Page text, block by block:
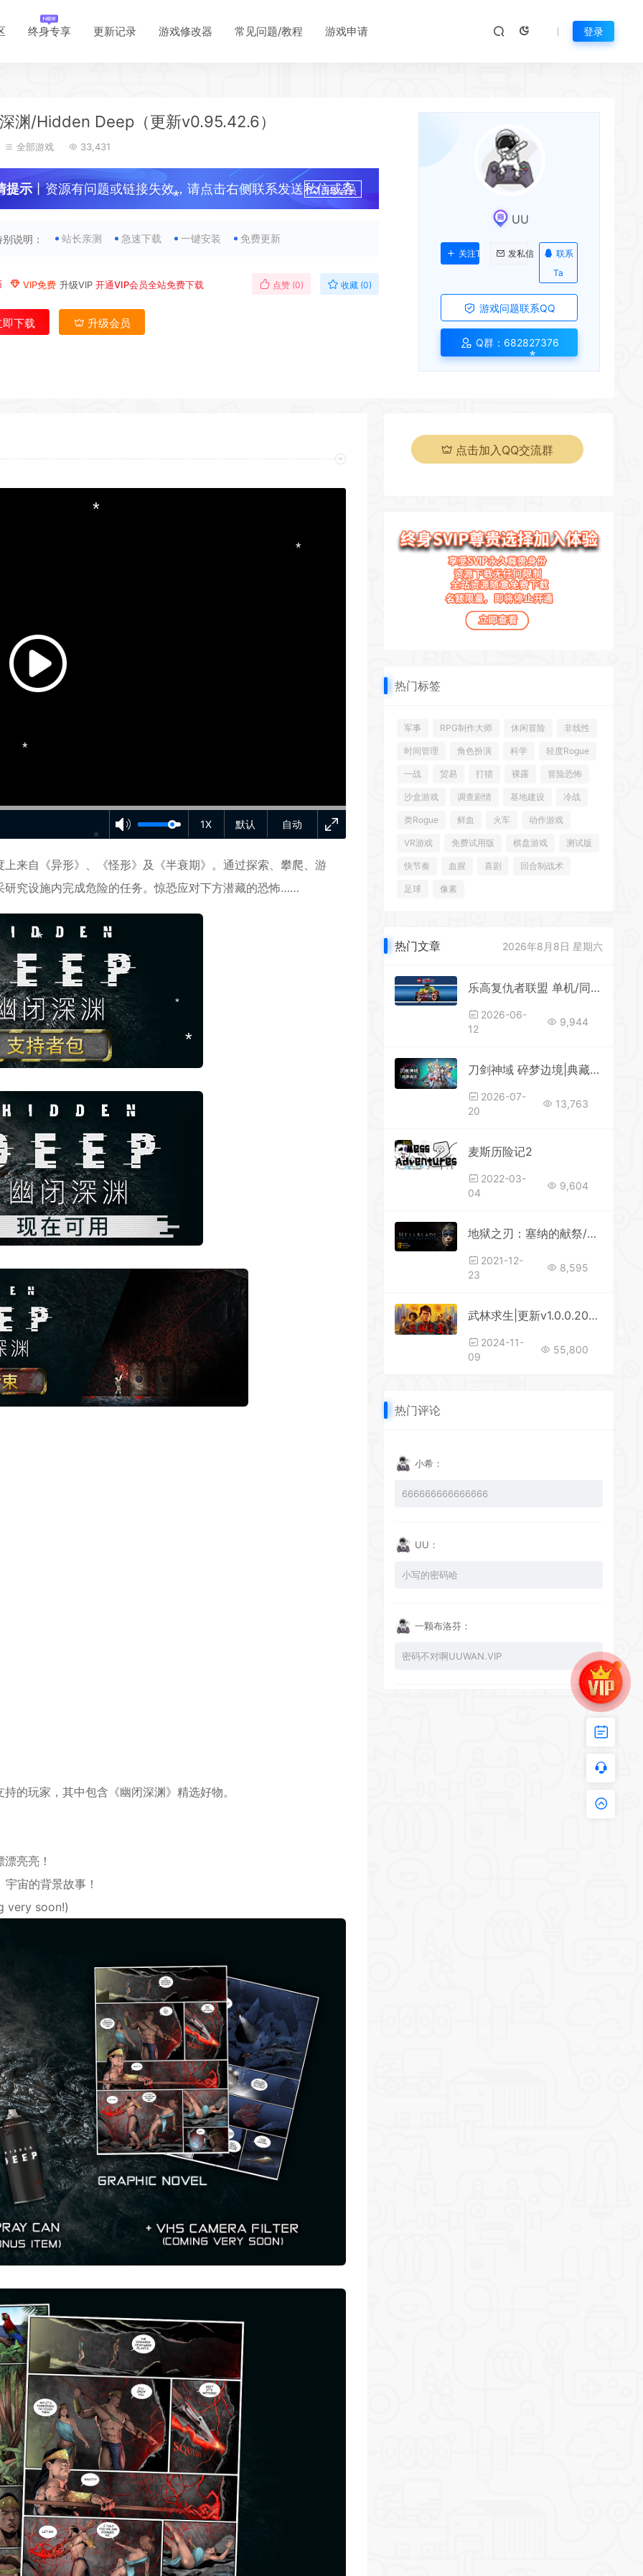
终身专享 更新记录 游戏修改器 常见问题/教程 游戏申请 登录
渊/Hidden Deep（更新v0.95.42.6）
全部游戏 33,431
提示丨资源有问题或链接失效，请点击右侧联系发送私信或客
升级会员
别说明： 站长亲测 急速下载 一键安装 免费更新
VIP免费 升级VIP 开通VIP会员全站免费下载 点赞 (0) 收藏 (0)
即下载 升级会员
UU
关注Ta 发私信
联系
Ta
游戏问题联系QQ
Q群：682827376
自动
1X 默认
上来自《异形》、《怪形》及《半衰期》。通过探索 、攀爬、游
究设施内完成危险的任务。惊恐应对下方潜藏的恐怖……
的玩家，其中包含《幽闭深渊》精选好物。
亮亮！
宙的背景故事！
very soon!)
点击加入QQ交流群
热门标签
军事 RPG制作大师 休闲冒险 非线性
时间管理 角色扮演 科学 轻度Rogue
一战 贸易 打猎 裸露 冒险恐怖
沙盒游戏 调查剧情 基地建设 冷战
类Rogue 鲜血 火车 动作游戏
VR游戏 免费试用版 棋盘游戏 测试版
快节奏 血腥 喜剧 回合制战术
足球 像素
热门文章 2026年8月8日 星期六
乐高复仇者联盟 单机/同屏多人
2026-06-
12
9,944
刀剑神域 碎梦边境|典藏版|更新v1.7.0.0—更新DLC
2026-07-
20
13,763
麦斯历险记2
2022-03-
04
9,604
地狱之刃：塞纳的献祭/Hellblade: Senuas Sacrifice（v20211117增强版）
2021-12-
23
8,595
武林求生|更新v1.0.0.208|支持手柄|Karate Survivor
2024-11-
09
55,800
热门评论
小希：
666666666666666
UU：
小写的密码哈
一颗布洛芬：
密码不对啊UUWAN.VIP
*
*
*
*
*
*
*
*
*
*
*
*
*
*
*